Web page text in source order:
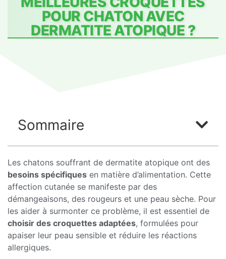
POUR CHATON AVEC
DERMATITE ATOPIQUE ?
Sommaire
Les chatons souffrant de dermatite atopique ont des
besoins spécifiques en matière d’alimentation. Cette
affection cutanée se manifeste par des
démangeaisons, des rougeurs et une peau sèche. Pour
les aider à surmonter ce problème, il est essentiel de
choisir des croquettes adaptées, formulées pour
apaiser leur peau sensible et réduire les réactions
allergiques.